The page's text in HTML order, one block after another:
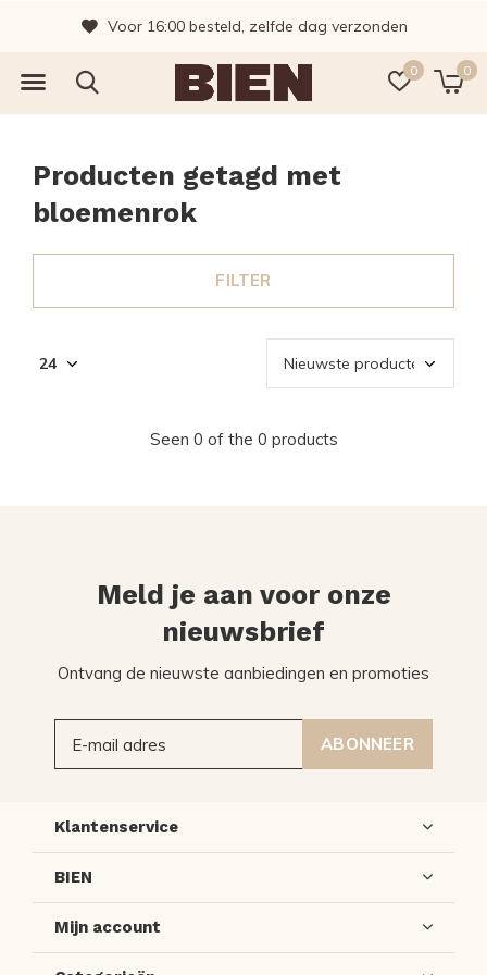
0 0
Voor 16:00 besteld, zelfde dag verzonden
Producten getagd met
bloemenrok
FILTER
Seen 0 of the 0 products
Meld je aan voor onze
nieuwsbrief
Ontvang de nieuwste aanbiedingen en promoties
ABONNEER
Klantenservice
BIEN
Mijn account